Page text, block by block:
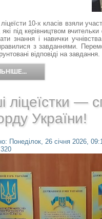
10-х класів взяли
під керівництвом
знання і навички
з завданнями.
відповіді на
ліцеїстки —
України!
Понеділок, 26 січня 2026,